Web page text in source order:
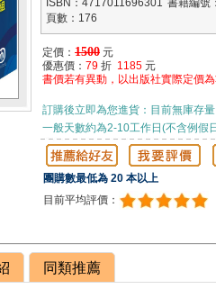
ISBN：4717011696301 書籍編號
頁數：176
定價： 1500 元
優惠價： 79 折 1185 元
書價若有異動，以出版社實際定價
訂購後立即為您進貨：目前無庫存
一般天數約為2-10工作日(不含例假日
團購數最低為 20 本以上
目前平均評價：
同類推薦